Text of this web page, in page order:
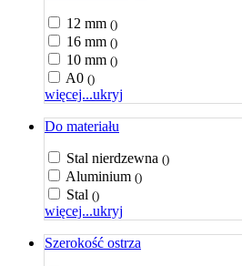
12 mm ()
16 mm ()
10 mm ()
A0 ()
więcej...ukryj
Do materiału
Stal nierdzewna ()
Aluminium ()
Stal ()
więcej...ukryj
Szerokość ostrza